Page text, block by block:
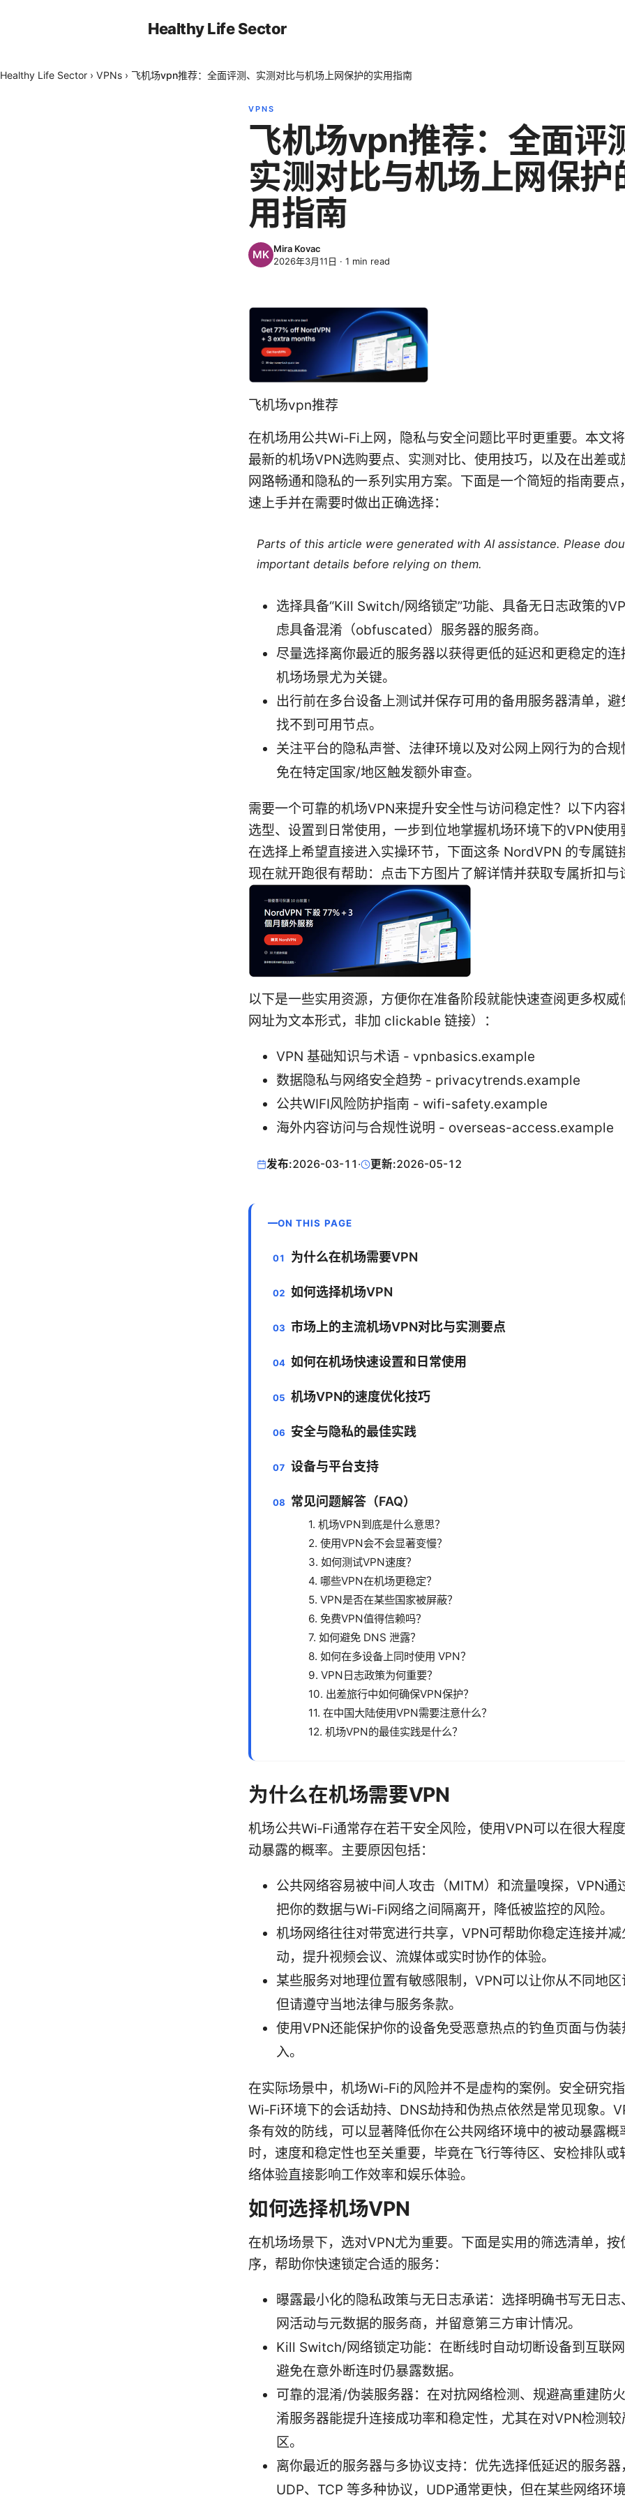
Healthy Life Sector
Healthy Life Sector › VPNs › 飞机场vpn推荐：全面评测、实测对比与机场上网保护的实用指南
VPNS
飞机场vpn推荐：全面评
实测对比与机场上网保护
用指南
Mira Kovac
2026年3月11日 · 1 min read
飞机场vpn推荐
在机场用公共Wi‑Fi上网，隐私与安全问题比平时更重要。本文
最新的机场VPN选购要点、实测对比、使用技巧，以及在出差或
网路畅通和隐私的一系列实用方案。下面是一个简短的指南要点
速上手并在需要时做出正确选择：
Parts of this article were generated with AI assistance. Please
important details before relying on them.
选择具备“Kill Switch/网络锁定”功能、具备无日志政策的
虑具备混淆（obfuscated）服务器的服务商。
尽量选择离你最近的服务器以获得更低的延迟和更稳定的
机场场景尤为关键。
出行前在多台设备上测试并保存可用的备用服务器清单，
找不到可用节点。
关注平台的隐私声誉、法律环境以及对公网上网行为的合
免在特定国家/地区触发额外审查。
需要一个可靠的机场VPN来提升安全性与访问稳定性？以下内容
选型、设置到日常使用，一步到位地掌握机场环境下的VPN使用
在选择上希望直接进入实操环节，下面这条 NordVPN 的专属链
现在就开跑很有帮助：点击下方图片了解详情并获取专属折扣与
以下是一些实用资源，方便你在准备阶段就能快速查阅更多权威
网址为文本形式，非加 clickable 链接）：
VPN 基础知识与术语 - vpnbasics.example
数据隐私与网络安全趋势 - privacytrends.example
公共WIFI风险防护指南 - wifi-safety.example
海外内容访问与合规性说明 - overseas-access.example
发布:2026-03-11 · 更新:2026-05-12
ON THIS PAGE
为什么在机场需要VPN
如何选择机场VPN
市场上的主流机场VPN对比与实测要点
如何在机场快速设置和日常使用
机场VPN的速度优化技巧
安全与隐私的最佳实践
设备与平台支持
常见问题解答（FAQ）
1. 机场VPN到底是什么意思？
2. 使用VPN会不会显著变慢？
3. 如何测试VPN速度？
4. 哪些VPN在机场更稳定？
5. VPN是否在某些国家被屏蔽？
6. 免费VPN值得信赖吗？
7. 如何避免 DNS 泄露？
8. 如何在多设备上同时使用 VPN？
9. VPN日志政策为何重要？
10. 出差旅行中如何确保VPN保护？
11. 在中国大陆使用VPN需要注意什么？
12. 机场VPN的最佳实践是什么？
为什么在机场需要VPN
机场公共Wi‑Fi通常存在若干安全风险，使用VPN可以在很大程
动暴露的概率。主要原因包括：
公共网络容易被中间人攻击（MITM）和流量嗅探，VPN通
把你的数据与Wi‑Fi网络之间隔离开，降低被监控的风险。
机场网络往往对带宽进行共享，VPN可帮助你稳定连接并
动，提升视频会议、流媒体或实时协作的体验。
某些服务对地理位置有敏感限制，VPN可以让你从不同地区
但请遵守当地法律与服务条款。
使用VPN还能保护你的设备免受恶意热点的钓鱼页面与伪装
入。
在实际场景中，机场Wi‑Fi的风险并不是虚构的案例。安全研究
Wi‑Fi环境下的会话劫持、DNS劫持和伪热点依然是常见现象。
条有效的防线，可以显著降低你在公共网络环境中的被动暴露概
时，速度和稳定性也至关重要，毕竟在飞行等待区、安检排队或
络体验直接影响工作效率和娱乐体验。
如何选择机场VPN
在机场场景下，选对VPN尤为重要。下面是实用的筛选清单，按
序，帮助你快速锁定合适的服务：
曝露最小化的隐私政策与无日志承诺：选择明确书写无日
网活动与元数据的服务商，并留意第三方审计情况。
Kill Switch/网络锁定功能：在断线时自动切断设备到互联网
避免在意外断连时仍暴露数据。
可靠的混淆/伪装服务器：在对抗网络检测、规避高重建防
淆服务器能提升连接成功率和稳定性，尤其在对VPN检测
区。
离你最近的服务器与多协议支持：优先选择低延迟的服务器
UDP、TCP 等多种协议，UDP通常更快，但在某些网络环